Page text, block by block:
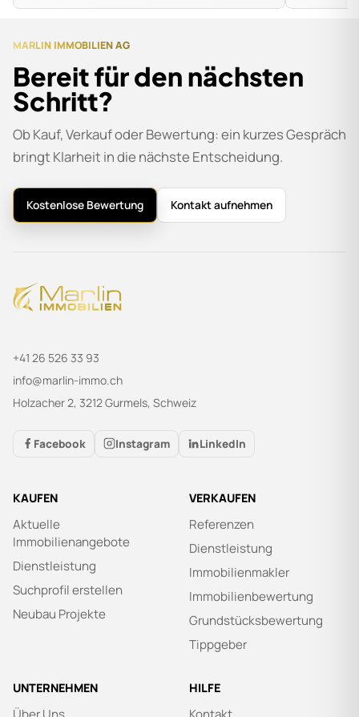
MARLIN IMMOBILIEN AG
Bereit für den nächsten
Schritt?
Ob Kauf, Verkauf oder Bewertung: ein kurzes Gespräch
bringt Klarheit in die nächste Entscheidung.
Kostenlose Bewertung Kontakt aufnehmen
+41 26 526 33 93
info@marlin-immo.ch
Holzacher 2, 3212 Gurmels, Schweiz
Facebook Instagram LinkedIn
KAUFEN
Aktuelle
Immobilienangebote
Dienstleistung
Suchprofil erstellen
Neubau Projekte
VERKAUFEN
Referenzen
Dienstleistung
Immobilienmakler
Immobilienbewertung
Grundstücksbewertung
Tippgeber
UNTERNEHMEN HILFE